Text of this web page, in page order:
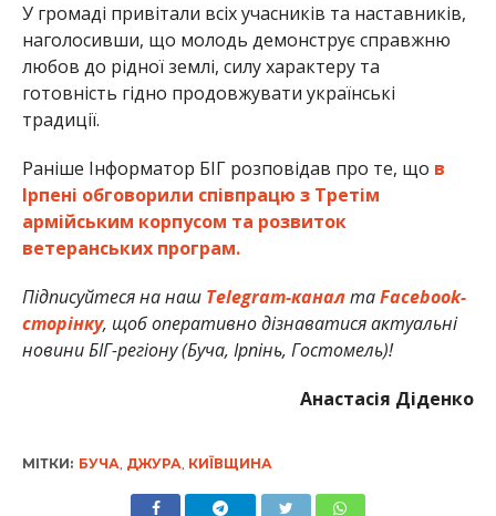
У громаді привітали всіх учасників та наставників,
наголосивши, що молодь демонструє справжню
любов до рідної землі, силу характеру та
готовність гідно продовжувати українські
традиції.
Раніше Інформатор БІГ розповідав про те, що в
Ірпені обговорили співпрацю з Третім
армійським корпусом та розвиток
ветеранських програм.
Підписуйтеся на наш Telegram-каналтаFacebook-
сторінку, щоб оперативно дізнаватися актуальні
новини БІГ-регіону (Буча, Ірпінь, Гостомель)!
Анастасія Діденко
МІТКИ: БУЧА, ДЖУРА, КИЇВЩИНА